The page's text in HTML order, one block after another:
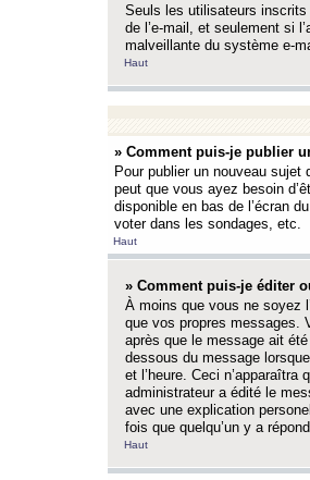
Seuls les utilisateurs inscrits
de l’e-mail, et seulement si
malveillante du système e-
Haut
» Comment puis-je publier
Pour publier un nouveau
peut que vous ayez besoin
disponible en bas de l’écran
voter dans les sondages, etc.
Haut
» Comment puis-je éditer
À moins que vous ne soyez
que vos propres messages.
après que le message ait
dessous du message
et l’heure. Ceci n’apparaîtra
administrateur a édité le
avec une explication
fois que quelqu’un y a
Haut